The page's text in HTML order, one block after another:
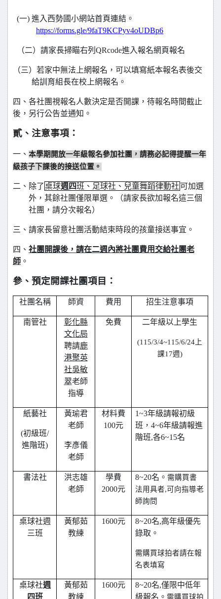
(一) 進入西勢國小網站首頁連結。
https://forms.gle/9faT9KCPyv4oUDBp6
（二）請家長掃瞄右列QRcode進入報名網頁報名
（三）若家中無法上網報名，可以填寫紙本報名表後交
給訓育組長在校上網報名。
四、各社團視報名人數決定是否開課，待報名時間截止
後，另行公告並通知。
貳、注意事項：
一、 本學期開放一年級報名參加社團，請務必記得提醒一年
級孩子下課後的接送位置。
二、除了桌球週四班、足球社、兒童舞蹈律動社可加選
外，其餘社團僅限單選。（請家長欲加報名這三個
社團，請分次報名）
三、請家長留意社團活動結束時段的孩童接送事宜。
四、 社團開課後，請在二週內將社團費用交給社團老
師 。
參、預定開課社團項目：
社團名稱 師資 費用 招生注意事項
南管社
彰化縣
文化局
聘請鹿
港聚英
社吳敏
翠老師
指導
免費 二年級以上學生
(115/3/4~115/6/24 上
課17週)
紙藝社
(初級班/
進階班)
黃瑜君
老師
李彥儀
老師
材料費
100元
1~3年級請報初級
班，4~6年級請報進
階班,各6~15名
書法社
洪志雄
老師
學費
2000元
8~20名。 需購買書
法用具者,可向指導老
師詢問
桌球社週
三班
黃郁茹
教練
1600元 8~20名,高年級優先
錄取。
需購買球拍者請在報
名表填寫
桌球社週
四班
黃郁茹
教練
1600元 8~20名,僅限中低年
級報名。 需購買球拍